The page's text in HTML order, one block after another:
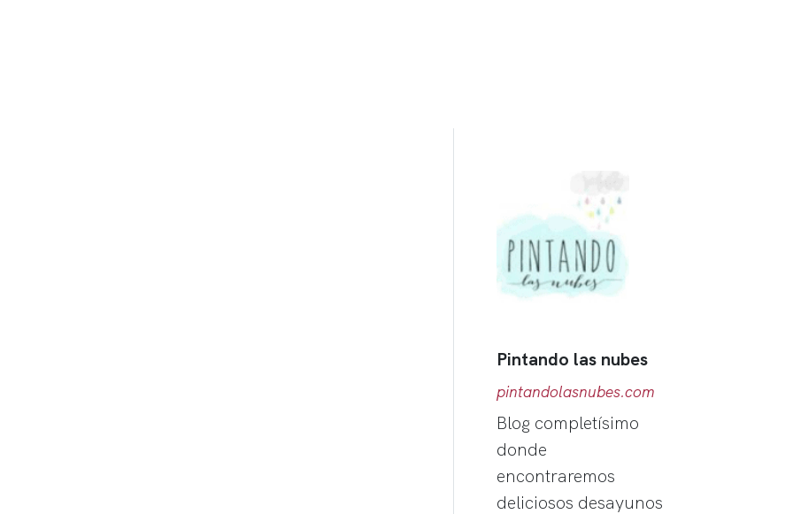
Pintando las nubes
pintandolasnubes.com
Blog completísimo
donde
encontraremos
deliciosos desayunos